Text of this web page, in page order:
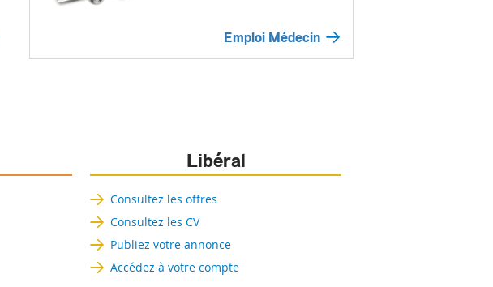
Emploi Médecin
Libéral
Consultez les offres
Consultez les CV
Publiez votre annonce
Accédez à votre compte